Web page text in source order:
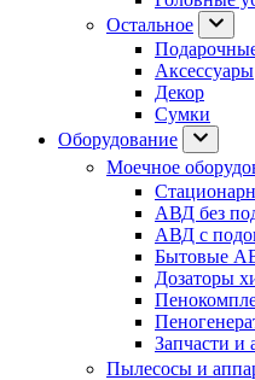
Остальное
Аксессуары
Декор
Сумки
Оборудование
Моечное
АВД без
АВД с
Бытовые
Дозаторы
Запчасти и
Пылесосы и